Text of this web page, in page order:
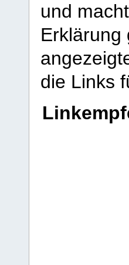
und
Erklärung
die Links